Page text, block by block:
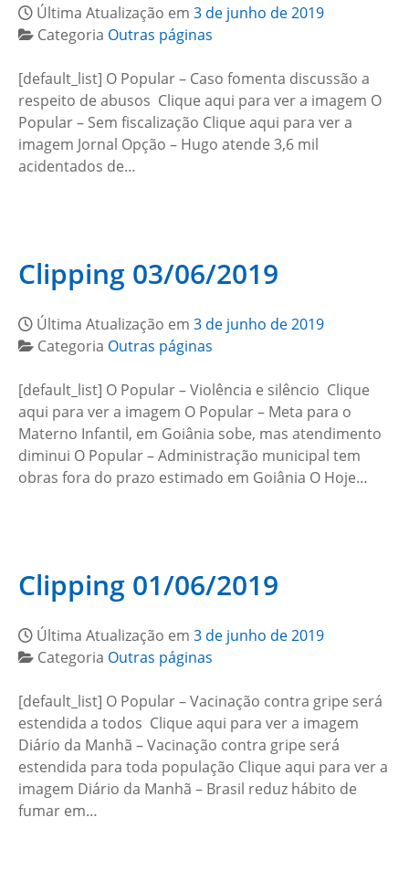
Última Atualização em 3 de junho de 2019
Categoria Outras páginas
[default_list] O Popular – Caso fomenta discussão a
respeito de abusos Clique aqui para ver a imagem O
Popular – Sem fiscalização Clique aqui para ver a
imagem Jornal Opção – Hugo atende 3,6 mil
acidentados de…
Clipping 03/06/2019
Última Atualização em 3 de junho de 2019
Categoria Outras páginas
[default_list] O Popular – Violência e silêncio Clique
aqui para ver a imagem O Popular – Meta para o
Materno Infantil, em Goiânia sobe, mas atendimento
diminui O Popular – Administração municipal tem
obras fora do prazo estimado em Goiânia O Hoje…
Clipping 01/06/2019
Última Atualização em 3 de junho de 2019
Categoria Outras páginas
[default_list] O Popular – Vacinação contra gripe será
estendida a todos Clique aqui para ver a imagem
Diário da Manhã – Vacinação contra gripe será
estendida para toda população Clique aqui para ver a
imagem Diário da Manhã – Brasil reduz hábito de
fumar em…